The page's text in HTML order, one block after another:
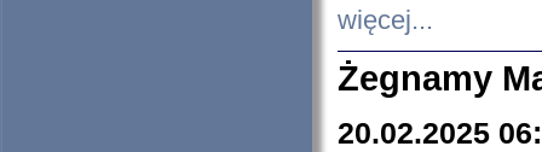
więcej...
Żegnamy
20.02.2025